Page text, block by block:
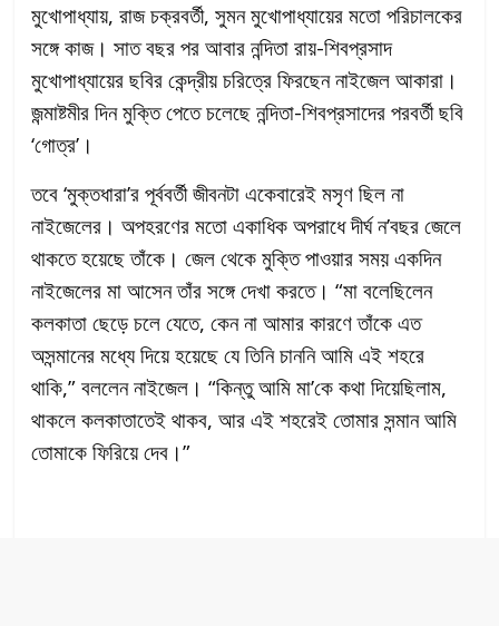
মুখোপাধ্যায়, রাজ চক্রবর্তী, সুমন মুখোপাধ্যায়ের মতো পরিচালকের
সঙ্গে কাজ। সাত বছর পর আবার নন্দিতা রায়-শিবপ্রসাদ
মুখোপাধ্যায়ের ছবির কেন্দ্রীয় চরিত্রে ফিরছেন নাইজেল আকারা।
জন্মাষ্টমীর দিন মুক্তি পেতে চলেছে নন্দিতা-শিবপ্রসাদের পরবর্তী ছবি
‘গোত্র’।
তবে ‘মুক্তধারা’র পূর্ববর্তী জীবনটা একেবারেই মসৃণ ছিল না
নাইজেলের। অপহরণের মতো একাধিক অপরাধে দীর্ঘ ন’বছর জেলে
থাকতে হয়েছে তাঁকে। জেল থেকে মুক্তি পাওয়ার সময় একদিন
নাইজেলের মা আসেন তাঁর সঙ্গে দেখা করতে। “মা বলেছিলেন
কলকাতা ছেড়ে চলে যেতে, কেন না আমার কারণে তাঁকে এত
অসন্মানের মধ্যে দিয়ে হয়েছে যে তিনি চাননি আমি এই শহরে
থাকি,” বললেন নাইজেল। “কিন্তু আমি মা’কে কথা দিয়েছিলাম,
থাকলে কলকাতাতেই থাকব, আর এই শহরেই তোমার সন্মান আমি
তোমাকে ফিরিয়ে দেব।”